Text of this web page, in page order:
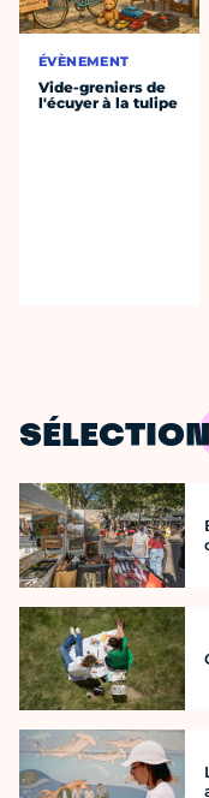
ÉVÈNEMENT
Vide-greniers de
l'écuyer à la tulipe